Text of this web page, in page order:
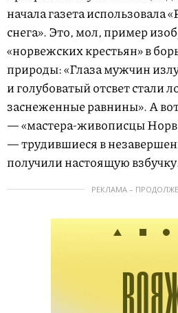
начала газета использовала
снега». Это, мол, пример
«норвежских крестьян» в
природы: «Глаза мужчин
и голубоватый отсвет стали
заснеженные равнины». А
— «мастера-живописцы
— трудившиеся в
получили настоящую
РЕКЛАМА –